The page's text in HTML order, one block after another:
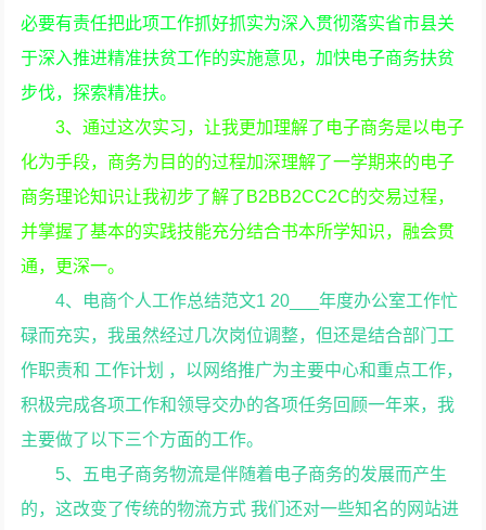
必要有责任把此项工作抓好抓实为深入贯彻落实省市县关
于深入推进精准扶贫工作的实施意见，加快电子商务扶贫
步伐，探索精准扶。
3、通过这次实习，让我更加理解了电子商务是以电子
化为手段，商务为目的的过程加深理解了一学期来的电子
商务理论知识让我初步了解了B2BB2CC2C的交易过程，
并掌握了基本的实践技能充分结合书本所学知识，融会贯
通，更深一。
4、电商个人工作总结范文1 20___年度办公室工作忙
碌而充实，我虽然经过几次岗位调整，但还是结合部门工
作职责和 工作计划 ，以网络推广为主要中心和重点工作，
积极完成各项工作和领导交办的各项任务回顾一年来，我
主要做了以下三个方面的工作。
5、五电子商务物流是伴随着电子商务的发展而产生
的，这改变了传统的物流方式 我们还对一些知名的网站进